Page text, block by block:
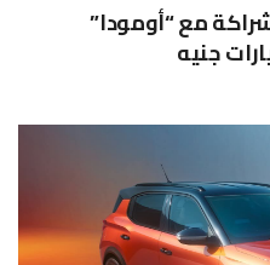
مع “أومودا”